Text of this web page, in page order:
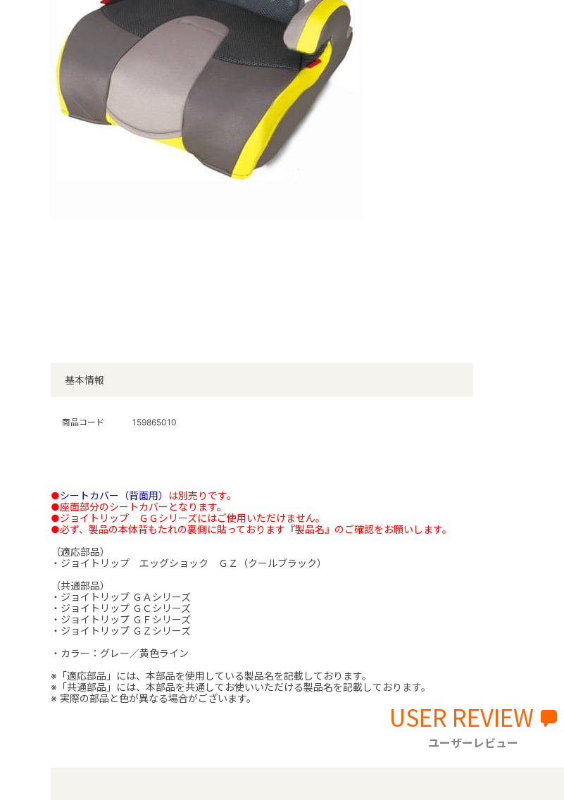
基本情報
商品コード 159865010
●シートカバー（背面用）
は別売りです。
●座面部分のシートカバーとなります。
●ジョイトリップ ＧＧシリーズにはご使用いただけません。
●必ず、製品の本体背もたれの裏側に貼っております『製品名』のご確認をお願いします。
（適応部品）
・ジョイトリップ エッグショック ＧＺ（クールブラック）
（共通部品）
・ジョイトリップ ＧＡシリーズ
・ジョイトリップ ＧＣシリーズ
・ジョイトリップ ＧＦシリーズ
・ジョイトリップ ＧＺシリーズ
・カラー：グレー／黄色ライン
※「適応部品」には、本部品を使用している製品名を記載しております。
※「共通部品」には、本部品を共通してお使いいただける製品名を記載しております。
※ 実際の部品と色が異なる場合がございます。
USER REVIEW
ユーザーレビュー